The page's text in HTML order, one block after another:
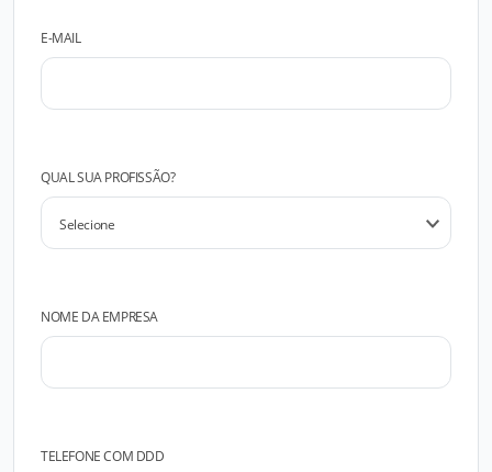
E-MAIL
QUAL SUA PROFISSÃO?
NOME DA EMPRESA
TELEFONE COM DDD